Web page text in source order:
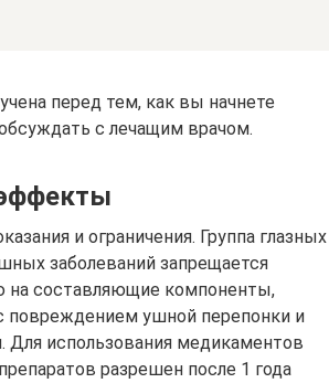
перед тем, как вы начнете
с лечащим врачом.
и ограничения. Группа глазных
заболеваний запрещается
составляющие компоненты,
ушной перепонки и
Для использования медикаментов
разрешен после 1 года